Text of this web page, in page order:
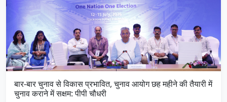
बार-बार चुनाव से विकास प्रभावित, चुनाव आयोग छह महीने की तैयारी में
चुनाव कराने में सक्षम: पीपी चौधरी